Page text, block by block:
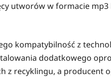
utworów w formacie
kompatybilność z
dodatkowego
z recyklingu, a producent